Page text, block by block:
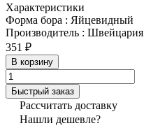
Характеристики
Форма бора : Яйцевидный
Производитель : Швейцария
351 ₽
В корзину
Быстрый заказ
Рассчитать доставку
Нашли дешевле?